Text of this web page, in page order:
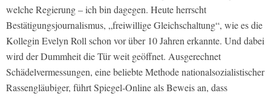
welche Regierung – ich bin dagegen. Heute herrscht
Bestätigungsjournalismus, „freiwillige Gleichschaltung“, wie es die
Kollegin Evelyn Roll schon vor über 10 Jahren erkannte. Und dabei
wird der Dummheit die Tür weit geöffnet. Ausgerechnet
Schädelvermessungen, eine beliebte Methode nationalsozialistischer
Rassengläubiger, führtSpiegel-Onlineals Beweis an, dass